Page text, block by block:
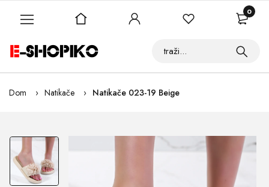
Dom Natikače Natikače 023-19 Beige
0